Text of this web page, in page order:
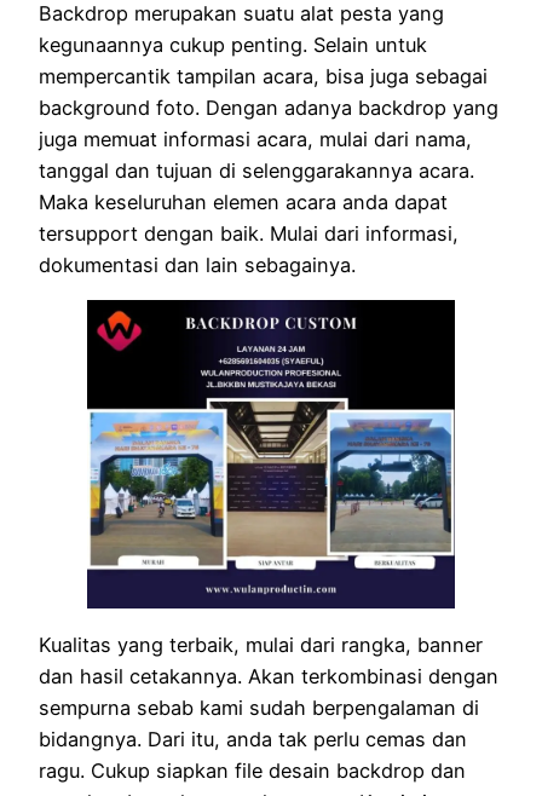
Backdrop merupakan suatu alat pesta yang
kegunaannya cukup penting. Selain untuk
mempercantik tampilan acara, bisa juga sebagai
background foto. Dengan adanya backdrop yang
juga memuat informasi acara, mulai dari nama,
tanggal dan tujuan di selenggarakannya acara.
Maka keseluruhan elemen acara anda dapat
tersupport dengan baik. Mulai dari informasi,
dokumentasi dan lain sebagainya.
Kualitas yang terbaik, mulai dari rangka, banner
dan hasil cetakannya. Akan terkombinasi dengan
sempurna sebab kami sudah berpengalaman di
bidangnya. Dari itu, anda tak perlu cemas dan
ragu. Cukup siapkan file desain backdrop dan